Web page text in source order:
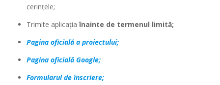
cerințele;
Trimite aplicațiaînainte de termenul limită;
Pagina oficială a proiectului;
Pagina oficială Google;
Formularul de înscriere;